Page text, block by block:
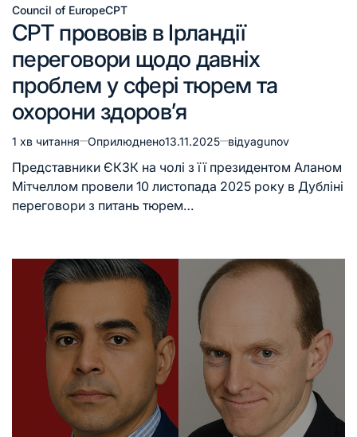
Council of EuropeCPT
CPT прововів в Ірландії
переговори щодо давніх
проблем у сфері тюрем та
охорони здоров’я
1 хв читання Оприлюднено13.11.2025 відyagunov
Представники ЄКЗК на чолі з її президентом Аланом
Мітчеллом провели 10 листопада 2025 року в Дубліні
переговори з питань тюрем…